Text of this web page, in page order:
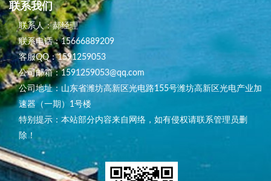
联系我们
联系人：郝经理
联系电话：15666889209
客服QQ：1591259053
公司邮箱：1591259053@qq.com
公司地址：山东省潍坊高新区光电路155号潍坊高新区光电产业加
速器（一期）1号楼
特别提示：本站部分内容来自网络，如有侵权请联系管理员删
除！